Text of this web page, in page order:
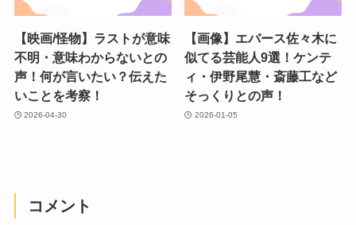
【映画/怪物】ラストが意味
不明・意味わからないとの
声！何が言いたい？伝えた
いことを考察！
2026-04-30
【画像】エバース佐々木に
似てる芸能人9選！ケンテ
ィ・伊野尾慧・斎藤工など
そっくりとの声！
2026-01-05
コメント